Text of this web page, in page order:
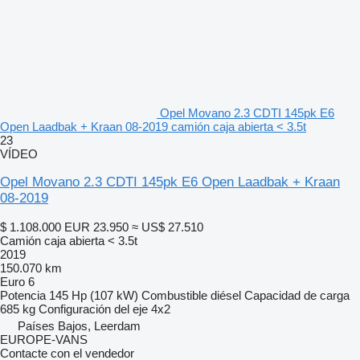
Opel Movano 2.3 CDTI 145pk E6
Open Laadbak + Kraan 08-2019 camión caja abierta < 3.5t
23
VÍDEO
Opel Movano 2.3 CDTI 145pk E6 Open Laadbak + Kraan
08-2019
$ 1.108.000 EUR 23.950 ≈ US$ 27.510
Camión caja abierta < 3.5t
2019
150.070 km
Euro 6
Potencia 145 Hp (107 kW) Combustible diésel Capacidad de carga
685 kg Configuración del eje 4x2
Países Bajos, Leerdam
EUROPE-VANS
Contacte con el vendedor